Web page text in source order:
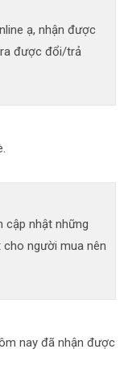
ạ, nhận được
được đổi/trả
cập nhật những
cho người mua nên
nay đã nhận được